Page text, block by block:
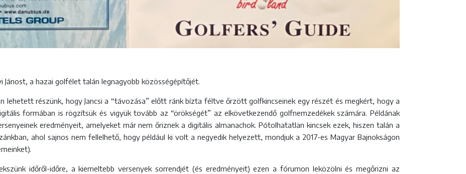
Jánost, a hazai golfélet talán legnagyobb közösségépítőjét.
lehetett részünk, hogy Jancsi a “távozása” előtt ránk bízta féltve őrzött golfkincseinek egy részét és megkért, hogy a
formában is rögzítsük és vigyük tovább az “örökségét” az elkövetkezendő golfnemzedékek számára. Példának
eredményeit, amelyeket már nem őriznek a digitális almanachok. Pótolhatatlan kincsek ezek, hiszen talán a
ahol sajnos nem fellelhető, hogy például ki volt a negyedik helyezett, mondjuk a 2017-es Magyar Bajnokságon
időről-időre, a kiemeltebb versenyek sorrendjét (és eredményeit) ezen a fórumon leközölni és megőrizni az